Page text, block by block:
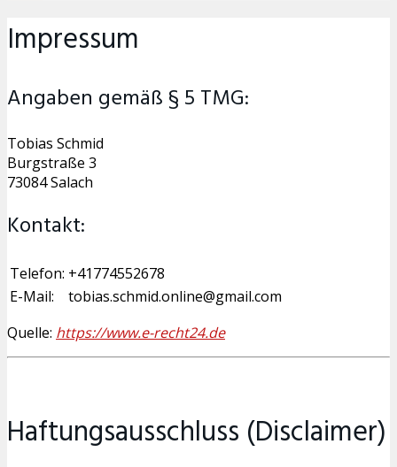
Impressum
Angaben gemäß § 5 TMG:
Tobias Schmid
Burgstraße 3
73084 Salach
Kontakt:
Telefon: +41774552678
E-Mail:
tobias.schmid.online@gmail.com
Quelle: https://www.e-recht24.de
Haftungsausschluss (Disclaimer)